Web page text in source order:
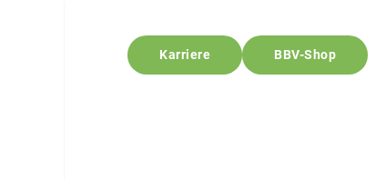
Karriere BBV-Shop